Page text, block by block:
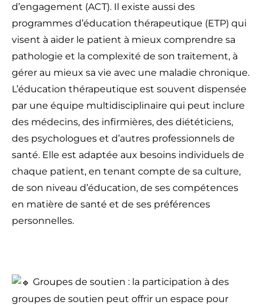
d’engagement (ACT). Il existe aussi des
programmes d’éducation thérapeutique (ETP) qui
visent à aider le patient à mieux comprendre sa
pathologie et la complexité de son traitement, à
gérer au mieux sa vie avec une maladie chronique.
L’éducation thérapeutique est souvent dispensée
par une équipe multidisciplinaire qui peut inclure
des médecins, des infirmières, des diététiciens,
des psychologues et d’autres professionnels de
santé. Elle est adaptée aux besoins individuels de
chaque patient, en tenant compte de sa culture,
de son niveau d’éducation, de ses compétences
en matière de santé et de ses préférences
personnelles.
Groupes de soutien : la participation à des
groupes de soutien peut offrir un espace pour